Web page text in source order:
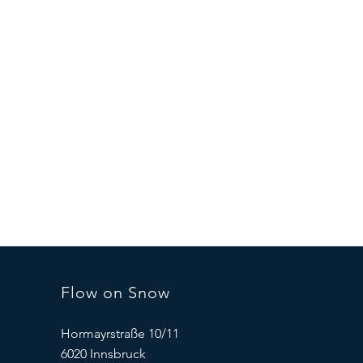
Flow on Snow
Hormayrstraße 10/11
6020 Innsbruck